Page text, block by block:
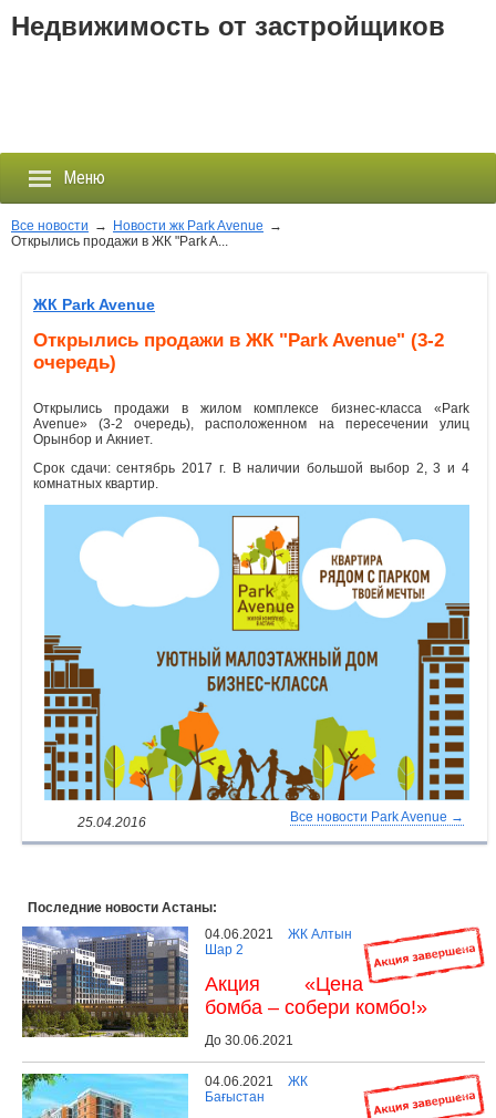
Недвижимость от застройщиков
Меню
Новостройки
События
Агентства
Объявления
Все новости → Новости жк Park Avenue →
Открылись продажи в ЖК "Park A...
ЖК Park Avenue
Открылись продажи в ЖК "Park Avenue" (3-2
очередь)
Открылись продажи в жилом комплексе бизнес-класса «Park
Avenue» (3-2 очередь), расположенном на пересечении улиц
Орынбор и Акниет.
Срок сдачи: сентябрь 2017 г. В наличии большой выбор 2, 3 и 4
комнатных квартир.
25.04.2016 Все новости Park Avenue →
Последние новости Астаны:
04.06.2021
ЖК Алтын
Шар 2
Акция «Цена
бомба – собери комбо!»
До 30.06.2021
04.06.2021
ЖК
Бағыстан